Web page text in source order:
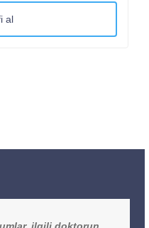
al
ilgili doktorun